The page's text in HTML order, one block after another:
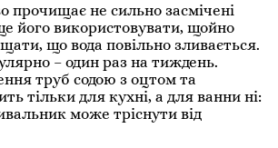
прочищає не сильно засмічені
його використовувати, щойно
що вода повільно зливається.
– один раз на тиждень.
труб содою з оцтом та
тільки для кухні, а для ванни ні:
може тріснути від